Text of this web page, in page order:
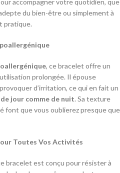
accompagner votre quotidien, que
du bien-être ou simplement à
pratique.
, ce bracelet offre un
prolongée. Il épouse
d’irritation, ce qui en fait un
jour comme de nuit. Sa texture
font que vous oublierez presque que
Toutes Vos Activités
bracelet est conçu pour résister à